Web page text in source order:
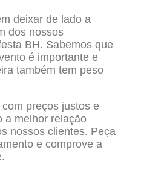
deixar de lado a
dos nossos
BH. Sabemos que
é importante e
também tem peso
preços justos e
a melhor relação
nossos clientes. Peça
e comprove a